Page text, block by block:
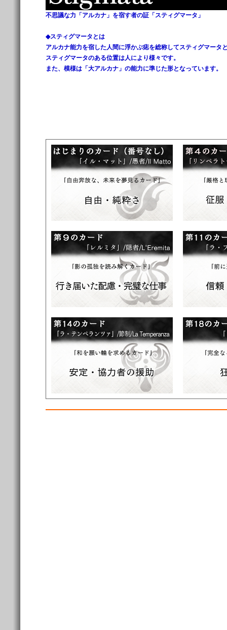
不思議な力「アルカナ」を宿す者の証「スティグマータ」
◆スティグマータとは
アルカナ能力を宿した人間に浮かぶ痣を総称してスティグマータ
スティグマータのある位置は人により様々です。
また、模様は「大アルカナ」の能力に準じた形となっています。